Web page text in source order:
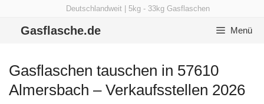
Deutschlandweit | 5kg - 33kg Gasflaschen
Gasflasche.de Menü
Gasflaschen tauschen in 57610
Almersbach – Verkaufsstellen 2026